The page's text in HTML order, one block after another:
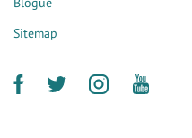
Sitemap